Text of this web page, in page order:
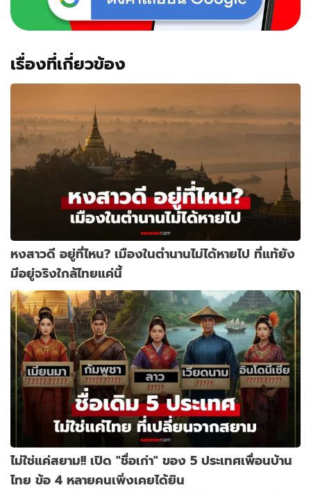
เรื่องที่เกี่ยวข้อง
หงสาวดี อยู่ที่ไหน? เมืองในตำนานไม่ได้หายไป ที่แท้ยัง
มีอยู่จริงใกล้ไทยแค่นี้
ไม่ใช่แค่สยาม!! เปิด "ชื่อเก่า" ของ 5 ประเทศเพื่อนบ้าน
ไทย ข้อ 4 หลายคนเพิ่งเคยได้ยิน